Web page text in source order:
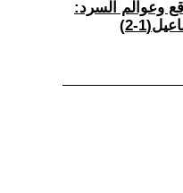
وعوالم السرد:
2)